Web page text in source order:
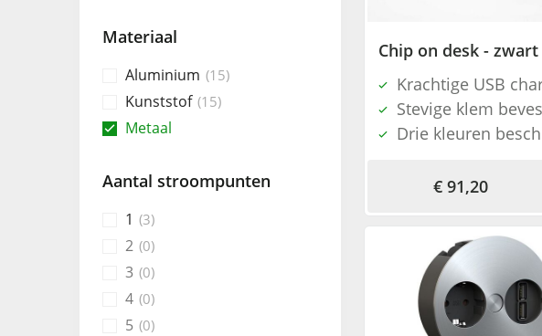
Materiaal
Aluminium 15
Kunststof 15
Metaal
Aantal stroompunten
1 3
2 0
3 0
4 0
5 0
Chip on desk - zwart
Krachtige USB
Stevige klem
Drie kleuren
€ 91,20